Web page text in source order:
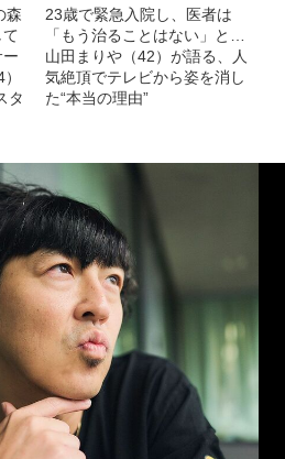
森
タ
23歳で緊急入院し、医者は
「もう治ることはない」と…
山田まりや（42）が語る、人
気絶頂でテレビから姿を消し
た“本当の理由”